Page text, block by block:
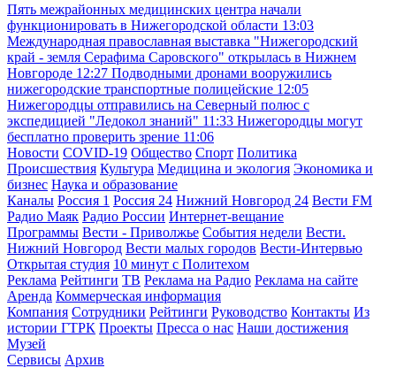
Пять межрайонных медицинских центра начали
функционировать в Нижегородской области 13:03
Международная православная выставка "Нижегородский
край - земля Серафима Саровского" открылась в Нижнем
Новгороде 12:27 Подводными дронами вооружились
нижегородские транспортные полицейские 12:05
Нижегородцы отправились на Северный полюс с
экспедицией "Ледокол знаний" 11:33 Нижегородцы могут
бесплатно проверить зрение 11:06
Новости COVID-19 Общество Спорт Политика
Происшествия Культура Медицина и экология Экономика и
бизнес Наука и образование
Каналы Россия 1 Россия 24 Нижний Новгород 24 Вести FM
Радио Маяк Радио России Интернет-вещание
Программы Вести - Приволжье События недели Вести.
Нижний Новгород Вести малых городов Вести-Интервью
Открытая студия 10 минут с Политехом
Реклама Рейтинги ТВ Реклама на Радио Реклама на сайте
Аренда Коммерческая информация
Компания Сотрудники Рейтинги Руководство Контакты Из
истории ГТРК Проекты Пресса о нас Наши достижения
Музей
Сервисы Архив